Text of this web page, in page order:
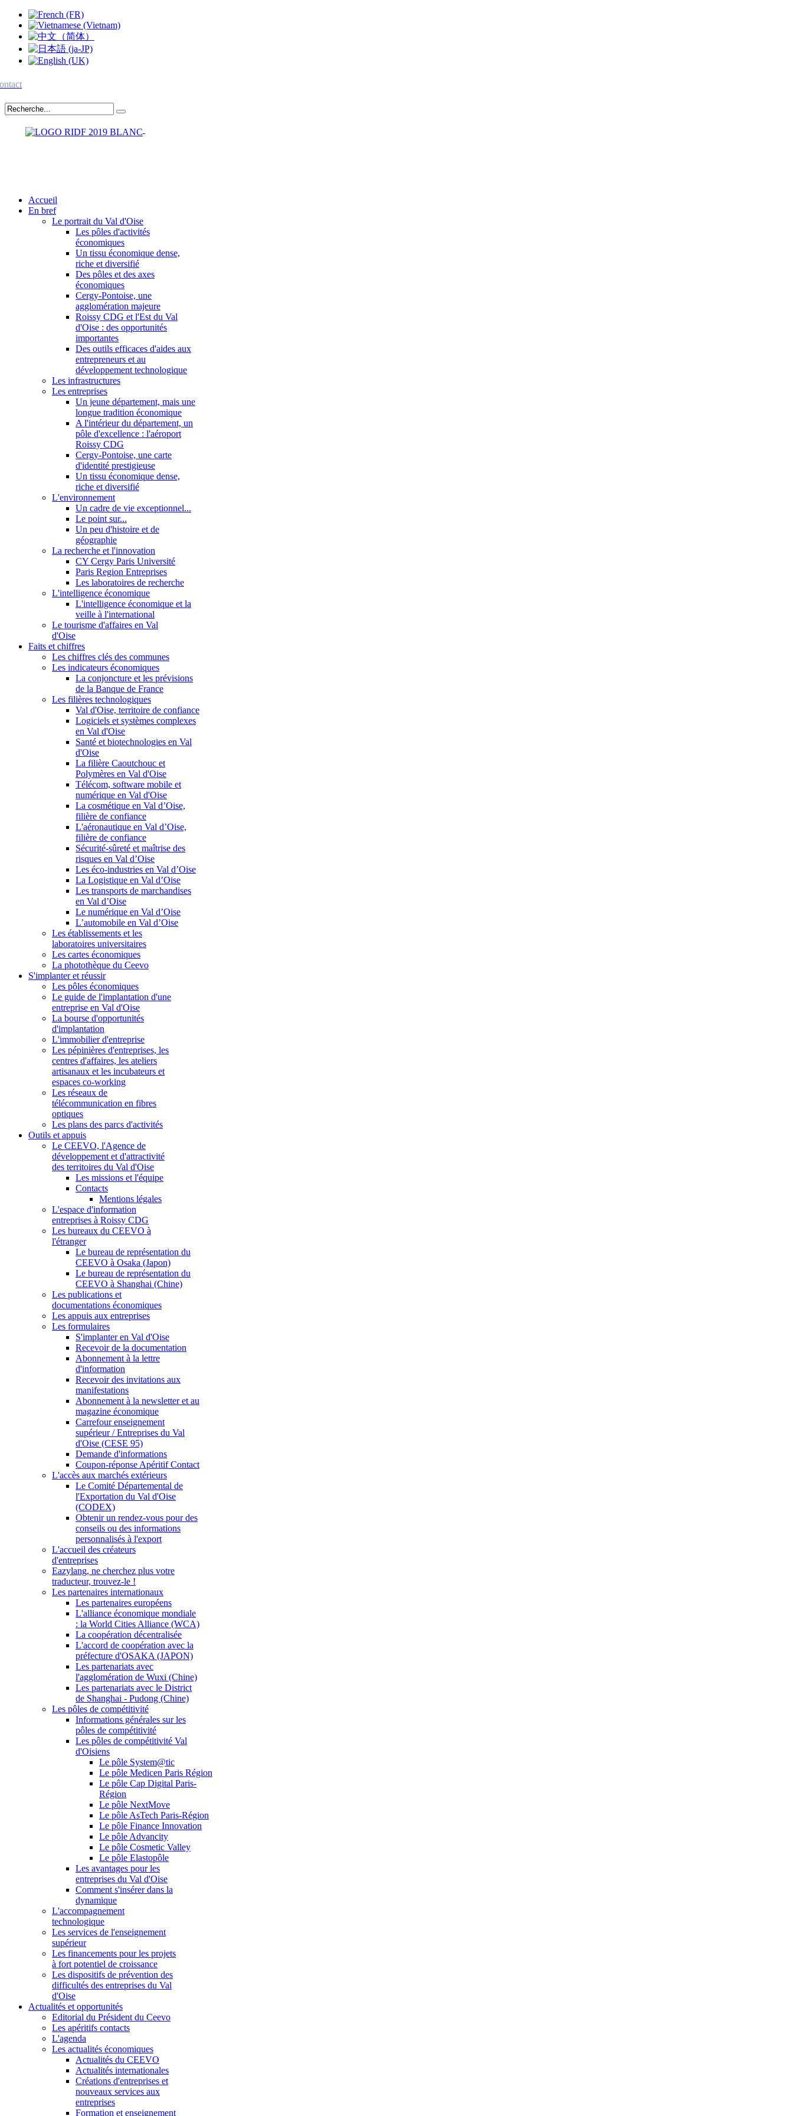
Accueil
En bref
Le portrait du Val d'Oise
Les pôles d'activités
économiques
Un tissu économique dense,
riche et diversifié
Des pôles et des axes
économiques
Cergy-Pontoise, une
agglomération majeure
Roissy CDG et l'Est du Val
d'Oise : des opportunités
importantes
Des outils efficaces d'aides aux
entrepreneurs et au
développement technologique
Les infrastructures
Les entreprises
Un jeune département, mais une
longue tradition économique
A l'intérieur du département, un
pôle d'excellence : l'aéroport
Roissy CDG
Cergy-Pontoise, une carte
d'identité prestigieuse
Un tissu économique dense,
riche et diversifié
L'environnement
Un cadre de vie exceptionnel...
Le point sur...
Un peu d'histoire et de
géographie
La recherche et l'innovation
CY Cergy Paris Université
Paris Region Entreprises
Les laboratoires de recherche
L'intelligence économique
L'intelligence économique et la
veille à l'international
Le tourisme d'affaires en Val
d'Oise
Faits et chiffres
Les chiffres clés des communes
Les indicateurs économiques
La conjoncture et les prévisions
de la Banque de France
Les filières technologiques
Val d'Oise, territoire de confiance
Logiciels et systèmes complexes
en Val d'Oise
Santé et biotechnologies en Val
d'Oise
La filière Caoutchouc et
Polymères en Val d'Oise
Télécom, software mobile et
numérique en Val d'Oise
La cosmétique en Val d’Oise,
filière de confiance
L'aéronautique en Val d’Oise,
filière de confiance
Sécurité-sûreté et maîtrise des
risques en Val d’Oise
Les éco-industries en Val d’Oise
La Logistique en Val d’Oise
Les transports de marchandises
en Val d’Oise
Le numérique en Val d’Oise
L’automobile en Val d’Oise
Les établissements et les
laboratoires universitaires
Les cartes économiques
La photothèque du Ceevo
S'implanter et réussir
Les pôles économiques
Le guide de l'implantation d'une
entreprise en Val d'Oise
La bourse d'opportunités
d'implantation
L'immobilier d'entreprise
Les pépinières d'entreprises, les
centres d'affaires, les ateliers
artisanaux et les incubateurs et
espaces co-working
Les réseaux de
télécommunication en fibres
optiques
Les plans des parcs d'activités
Outils et appuis
Le CEEVO, l'Agence de
développement et d'attractivité
des territoires du Val d'Oise
Les missions et l'équipe
Contacts
Mentions légales
L'espace d'information
entreprises à Roissy CDG
Les bureaux du CEEVO à
l'étranger
Le bureau de représentation du
CEEVO à Osaka (Japon)
Le bureau de représentation du
CEEVO à Shanghai (Chine)
Les publications et
documentations économiques
Les appuis aux entreprises
Les formulaires
S'implanter en Val d'Oise
Recevoir de la documentation
Abonnement à la lettre
d'information
Recevoir des invitations aux
manifestations
Abonnement à la newsletter et au
magazine économique
Carrefour enseignement
supérieur / Entreprises du Val
d'Oise (CESE 95)
Demande d'informations
Coupon-réponse Apéritif Contact
L'accès aux marchés extérieurs
Le Comité Départemental de
l'Exportation du Val d'Oise
(CODEX)
Obtenir un rendez-vous pour des
conseils ou des informations
personnalisés à l'export
L'accueil des créateurs
d'entreprises
Eazylang, ne cherchez plus votre
traducteur, trouvez-le !
Les partenaires internationaux
Les partenaires européens
L'alliance économique mondiale
: la World Cities Alliance (WCA)
La coopération décentralisée
L'accord de coopération avec la
préfecture d'OSAKA (JAPON)
Les partenariats avec
l'agglomération de Wuxi (Chine)
Les partenariats avec le District
de Shanghai - Pudong (Chine)
Les pôles de compétitivité
Informations générales sur les
pôles de compétitivité
Les pôles de compétitivité Val
d'Oisiens
Le pôle System@tic
Le pôle Medicen Paris Région
Le pôle Cap Digital Paris-
Région
Le pôle NextMove
Le pôle AsTech Paris-Région
Le pôle Finance Innovation
Le pôle Advancity
Le pôle Cosmetic Valley
Le pôle Elastopôle
Les avantages pour les
entreprises du Val d'Oise
Comment s'insérer dans la
dynamique
L'accompagnement
technologique
Les services de l'enseignement
supérieur
Les financements pour les projets
à fort potentiel de croissance
Les dispositifs de prévention des
difficultés des entreprises du Val
d'Oise
Actualités et opportunités
Editorial du Président du Ceevo
Les apéritifs contacts
L'agenda
Les actualités économiques
Actualités du CEEVO
Actualités internationales
Créations d'entreprises et
nouveaux services aux
entreprises
Formation et enseignement